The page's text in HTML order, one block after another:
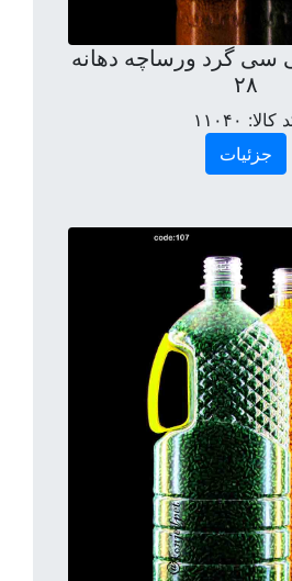
۷۵۰ سی سی گرد ورساچه دهانه
۲۸
کالا: ۱۱۰۴۰
جزئیات